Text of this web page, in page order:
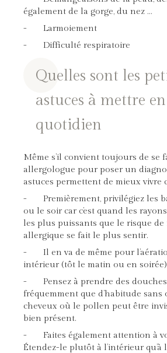
également de la gorge, du nez …
- Larmoiement
- Difficulté respiratoire
Quelles sont les
astuces à mettre
quotidien
Même s’il convient toujours de se
allergologue pour poser un
astuces permettent de mieux vivre
- Premièrement, privilégiez les
ou le soir car c’est quand les
les plus puissants que le risque de
allergique se fait le plus sentir.
- Il en va de même pour
intérieur (tôt le matin ou en soirée)
- Pensez à prendre des
fréquemment que d’habitude sans
cheveux où le pollen peut être
bien présent.
- Faites également attention à
Étendez-le plutôt à l’intérieur qu’à